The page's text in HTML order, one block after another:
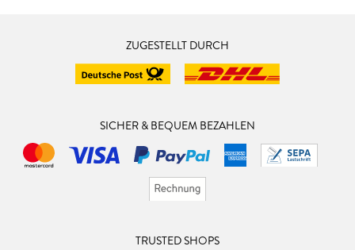
ZUGESTELLT DURCH
SICHER & BEQUEM BEZAHLEN
TRUSTED SHOPS